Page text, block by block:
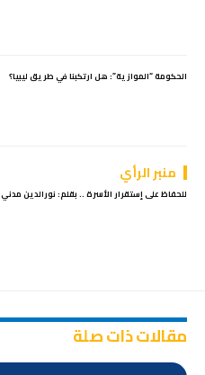
الحكومة “الموازية”: هل ارتكبنا في طريق ليبيا؟
منبر الرأي
للحفاظ على إستقرار الأسرة .. بقلم: نورالدين مدني
مقالات ذات صلة